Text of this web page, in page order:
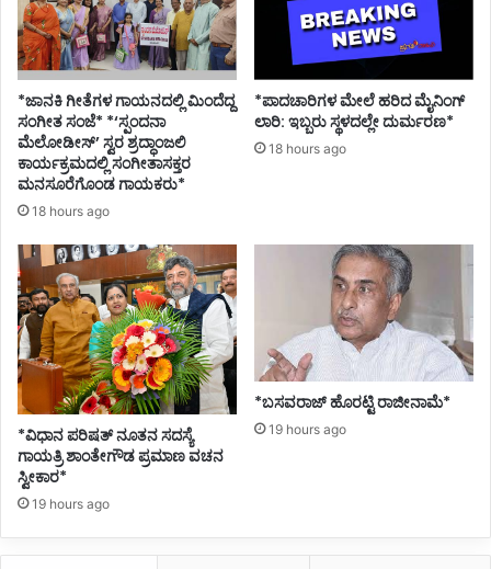
*ಜಾನಕಿ ಗೀತೆಗಳ ಗಾಯನದಲ್ಲಿ ಮಿಂದೆದ್ದ
ಸಂಗೀತ ಸಂಜೆ* *‘ಸ್ಪಂದನಾ
ಮೆಲೋಡೀಸ್’ ಸ್ವರ ಶ್ರದ್ಧಾಂಜಲಿ
ಕಾರ್ಯಕ್ರಮದಲ್ಲಿ ಸಂಗೀತಾಸಕ್ತರ
ಮನಸೂರೆಗೊಂಡ ಗಾಯಕರು*
18 hours ago
*ಪಾದಚಾರಿಗಳ ಮೇಲೆ ಹರಿದ ಮೈನಿಂಗ್
ಲಾರಿ: ಇಬ್ಬರು ಸ್ಥಳದಲ್ಲೇ ದುರ್ಮರಣ*
18 hours ago
*ವಿಧಾನ ಪರಿಷತ್ ನೂತನ ಸದಸ್ಯೆ
ಗಾಯತ್ರಿ ಶಾಂತೇಗೌಡ ಪ್ರಮಾಣ ವಚನ
ಸ್ವೀಕಾರ*
19 hours ago
*ಬಸವರಾಜ್ ಹೊರಟ್ಟಿ ರಾಜೀನಾಮೆ*
19 hours ago